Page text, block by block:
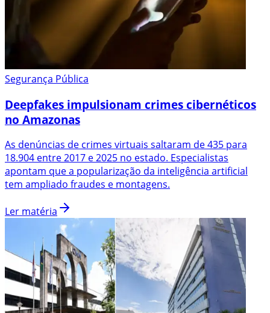
Segurança Pública
Deepfakes impulsionam crimes cibernéticos
no Amazonas
As denúncias de crimes virtuais saltaram de 435 para
18.904 entre 2017 e 2025 no estado. Especialistas
apontam que a popularização da inteligência artificial
tem ampliado fraudes e montagens.
Ler matéria